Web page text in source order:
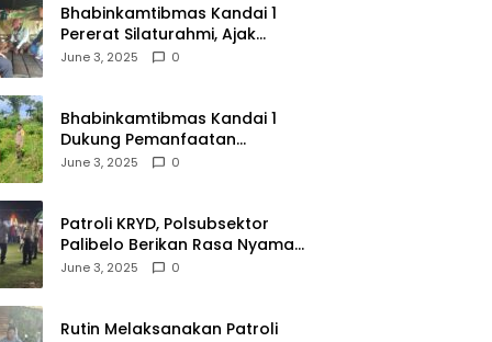
Bhabinkamtibmas Kandai 1
Pererat Silaturahmi, Ajak
Warga Jaga Keamanan
June 3, 2025 0
Bhabinkamtibmas Kandai 1
Dukung Pemanfaatan
Pekarangan untuk Ketahanan
June 3, 2025 0
Patroli KRYD, Polsubsektor
Palibelo Berikan Rasa Nyaman
Bagi Masyarakat dan
June 3, 2025 0
Rutin Melaksanakan Patroli